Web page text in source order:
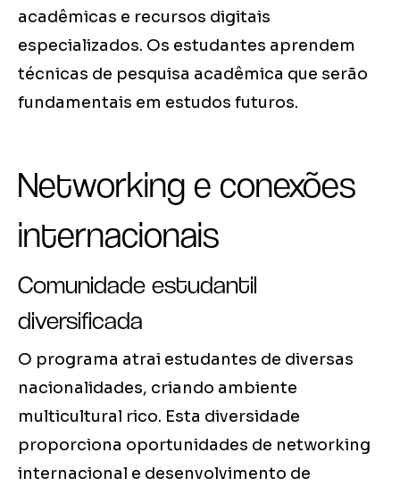
acadêmicas e recursos digitais
especializados. Os estudantes aprendem
técnicas de pesquisa acadêmica que serão
fundamentais em estudos futuros.
Networking e conexões
internacionais
Comunidade estudantil
diversificada
O programa atrai estudantes de diversas
nacionalidades, criando ambiente
multicultural rico. Esta diversidade
proporciona oportunidades de networking
internacional e desenvolvimento de